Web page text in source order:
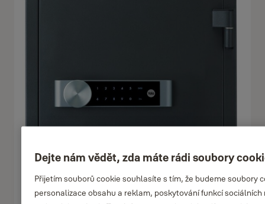
Dejte nám vědět, zda máte rádi soubory
Přijetím souborů cookie souhlasíte s tím, že budeme soubory
personalizace obsahu a reklam, poskytování funkcí sociálních